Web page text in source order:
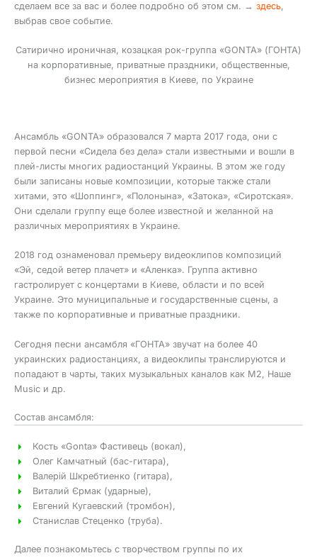
сделаем все за вас и более подробно об этом см. → здесь,
выбрав свое событие.
Сатирично ироничная, козацкая рок-группа «GONTA» (ГОНТА)
на корпоративные, приватные праздники, общественные,
бизнес мероприятия в Киеве, по Украине
Ансамбль «GONTA» образовался 7 марта 2017 года, они с
первой песни «Сидела без дела» стали известными и вошли в
плей-листы многих радиостанций Украины. В этом же году
были записаны новые композиции, которые также стали
хитами, это «Шоппинг», «Полонына», «Затока», «Сиротская».
Они сделали группу еще более известной и желанной на
различных мероприятиях в Украине.
2018 год ознаменовал премьеру видеоклипов композиций
«Эй, седой ветер плачет» и «Аленка». Группа активно
гастролирует с концертами в Киеве, области и по всей
Украине. Это муниципальные и государственные сцены, а
также по корпоративные и приватные праздники.
Сегодня песни ансамбля «ГОНТА» звучат на более 40
украинских радиостанциях, а видеоклипы транслируются и
попадают в чарты, таких музыкальных каналов как М2, Наше
Music и др.
Состав ансамбля:
Кость «Gonta» Фастивець (вокал),
Олег Камчатный (бас-гитара),
Валерій Шкребтиенко (гитара),
Виталий Єрмак (ударные),
Евгений Кугаевский (тромбон),
Станислав Стеценко (труба).
Далее познакомьтесь с творчеством группы по их